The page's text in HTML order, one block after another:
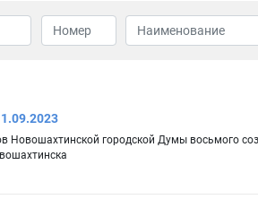
Новошахтинской городской Думы восьмого